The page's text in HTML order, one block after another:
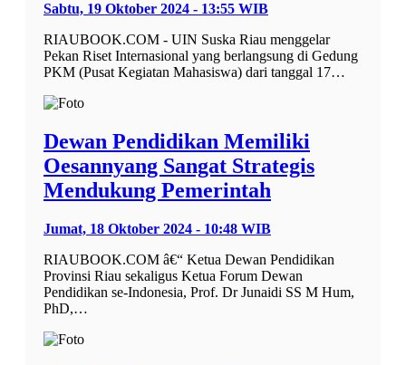
Sabtu, 19 Oktober 2024 - 13:55 WIB
RIAUBOOK.COM - UIN Suska Riau menggelar
Pekan Riset Internasional yang berlangsung di Gedung
PKM (Pusat Kegiatan Mahasiswa) dari tanggal 17…
Dewan Pendidikan Memiliki
Oesannyang Sangat Strategis
Mendukung Pemerintah
Jumat, 18 Oktober 2024 - 10:48 WIB
RIAUBOOK.COM â€“ Ketua Dewan Pendidikan
Provinsi Riau sekaligus Ketua Forum Dewan
Pendidikan se-Indonesia, Prof. Dr Junaidi SS M Hum,
PhD,…